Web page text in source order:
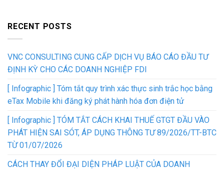
RECENT POSTS
VNC CONSULTING CUNG CẤP DỊCH VỤ BÁO CÁO ĐẦU TƯ
ĐỊNH KỲ CHO CÁC DOANH NGHIỆP FDI
[ Infographic ] Tóm tắt quy trình xác thực sinh trắc học bằng
eTax Mobile khi đăng ký phát hành hóa đơn điện tử
[ Infographic ] TÓM TẮT CÁCH KHAI THUẾ GTGT ĐẦU VÀO
PHÁT HIỆN SAI SÓT, ÁP DỤNG THÔNG TƯ 89/2026/TT-BTC
TỪ 01/07/2026
CÁCH THAY ĐỔI ĐẠI DIỆN PHÁP LUẬT CỦA DOANH